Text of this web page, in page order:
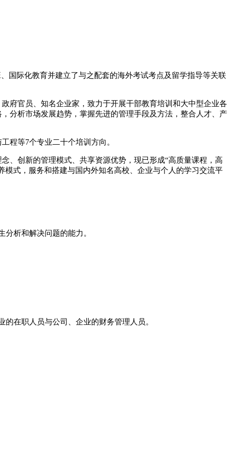
际化教育并建立了与之配套的海外考试考点及留学指导等关联
官员、知名企业家，致力于开展干部教育培训和大中型企业各
分析市场发展趋势，掌握先进的管理手段及方法，整合人才、产
等7个专业二十个培训方向。
创新的管理模式、共享资源优势，现已形成“高质量课程，高
式，服务和搭建与国内外知名高校、企业与个人的学习交流平
析和解决问题的能力。
在职人员与公司、企业的财务管理人员。